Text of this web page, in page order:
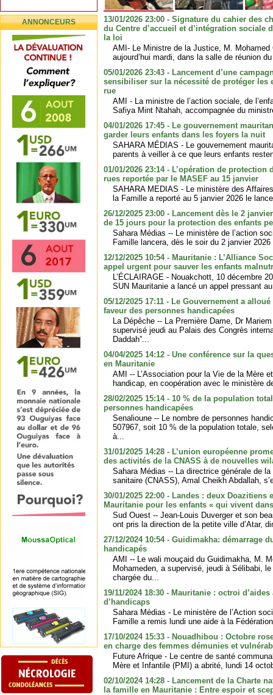
ANNONCEURS
13/01/2026 23:00 - Signature du cahier des
du Centre d’accueil et d’intégration sociale
la loi
AMI- Le Ministre de la Justice, M. Mohamed
aujourd’hui mardi, dans la salle de réunion
05/01/2026 23:43 - Lancement d’une
sensibiliser sur la nécessité de protéger les
rue
AMI - La ministre de l’action sociale, de
Safiya Mint Ntahah, accompagnée du
04/01/2026 17:45 - Le gouvernement
garder leurs enfants dans les foyers la nuit
SAHARA MÉDIAS - Le gouvernement
parents à veiller à ce que leurs enfants
01/01/2026 23:14 - L’opération de
rues reportée par le MASEF au 15 janvier
SAHARA MEDIAS - Le ministère des
la Famille a reporté au 5 janvier 2026 le
26/12/2025 23:00 - Lancement dès le 2
de 15 jours pour la protection des enfants
Sahara Médias -- Le ministère de l’action
Famille lancera, dès le soir du 2 janvier
12/12/2025 10:54 - Mauritanie : L’Alliance
appel urgent pour sauver les enfants
L’ÉCLAIRAGE - Nouakchott, 10 décembre
SUN Mauritanie a lancé un appel pressant
05/12/2025 17:11 - Le Gouvernement a
faveur des personnes handicapées
La Dépêche -- La Première Dame, Dr
supervisé jeudi au Palais des Congrès
Daddah”...
04/04/2025 14:12 - Une conférence sur la
en Mauritanie
AMI -- L’Association pour la Vie de la Mère
handicap, en coopération avec le ministère
28/02/2025 15:14 - 10 % de la population
personnes handicapées
Senalioune -- Le nombre de personnes
507967, soit 10 % de la population totale,
à...
31/01/2025 14:28 - L’union européenne
des activités de la CNASS à de nouvelles
Sahara Médias -- La directrice générale de
sanitaire (CNASS), Amal Cheikh Abdallah,
30/01/2025 22:00 - Landes : deux
Mauritanie pour les enfants « qui vivent
Sud Ouest -- Jean-Louis Duverger et son
ont pris la direction de la petite ville d’Atar,
27/12/2024 10:54 - Guidimakha: démarrage
handicapés
AMI -- Le wali mouçaid du Guidimakha, M.
Mohameden, a supervisé, jeudi à Sélibabi,
chargée du...
19/11/2024 18:30 - Mauritanie : octroi
d’handicaps
Sahara Médias - Le ministère de l’Action
Famille a remis lundi une aide à la
17/10/2024 15:33 - Nouadhibou : Octobre
en charge des femmes démunies et
Future Afrique - Le centre de santé
Mère et Infantile (PMI) a abrité, lundi 14
02/10/2024 14:28 - Lancement de la Charte
la famille en Mauritanie : Entre espoir et